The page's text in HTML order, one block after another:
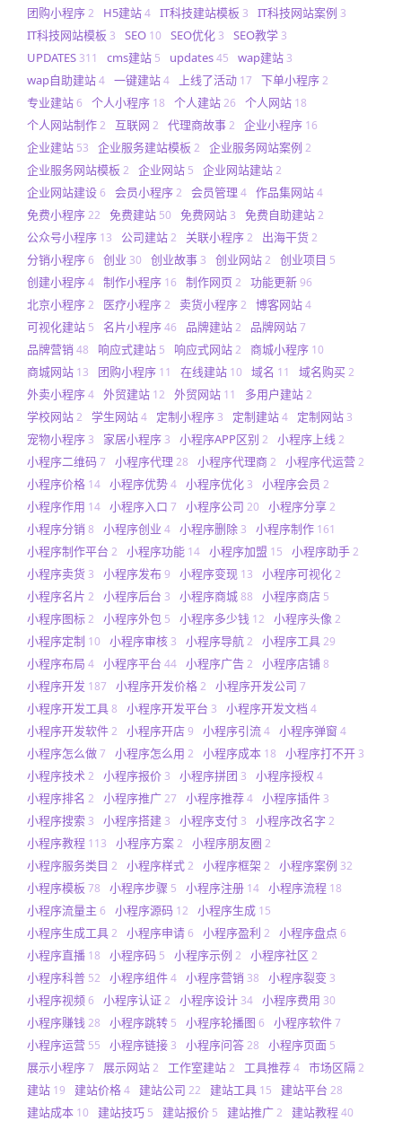
团购小程序2 H5建站4 IT科技建站模板 3 IT科技网站案例 3
IT科技网站模板 3 SEO 10 SEO优化 3 SEO教学 3
UPDATES 311 cms建站 5 updates45 wap建站 3
wap自助建站4 一键建站4 上线了活动 17 下单小程序2
专业建站6 个人小程序 18 个人建站26 个人网站 18
个人网站制作2 互联网 2 代理商故事2 企业小程序 16
企业建站 53 企业服务建站模板 2 企业服务网站案例 2
企业服务网站模板 2 企业网站 5 企业网站建站2
企业网站建设6 会员小程序2 会员管理 4 作品集网站4
免费小程序22 免费建站 50 免费网站 3 免费自助建站2
公众号小程序 13 公司建站2 关联小程序2 出海干货2
分销小程序6 创业 30 创业故事 3 创业网站2 创业项目 5
创建小程序4 制作小程序 16 制作网页 2 功能更新96
北京小程序2 医疗小程序2 卖货小程序2 博客网站4
可视化建站 5 名片小程序46 品牌建站2 品牌网站7
品牌营销 48 响应式建站 5 响应式网站2 商城小程序 10
商城网站 13 团购小程序 11 在线建站 10 域名 11 域名购买2
外卖小程序4 外贸建站 12 外贸网站 11 多用户建站2
学校网站2 学生网站4 定制小程序 3 定制建站4 定制网站 3
宠物小程序 3 家居小程序 3 小程序APP区别 2 小程序上线 2
小程序二维码7 小程序代理 28 小程序代理商2 小程序代运营2
小程序价格 14 小程序优势4 小程序优化 3 小程序会员 2
小程序作用 14 小程序入口 7 小程序公司 20 小程序分享2
小程序分销 8 小程序创业 4 小程序删除 3 小程序制作 161
小程序制作平台 2 小程序功能 14 小程序加盟 15 小程序助手2
小程序卖货 3 小程序发布9 小程序变现 13 小程序可视化2
小程序名片 2 小程序后台 3 小程序商城88 小程序商店 5
小程序图标2 小程序外包 5 小程序多少钱 12 小程序头像 2
小程序定制 10 小程序审核 3 小程序导航2 小程序工具29
小程序布局 4 小程序平台 44 小程序广告2 小程序店铺8
小程序开发 187 小程序开发价格2 小程序开发公司 7
小程序开发工具8 小程序开发平台 3 小程序开发文档 4
小程序开发软件2 小程序开店9 小程序引流4 小程序弹窗 4
小程序怎么做7 小程序怎么用 2 小程序成本 18 小程序打不开 3
小程序技术 2 小程序报价 3 小程序拼团 3 小程序授权 4
小程序排名 2 小程序推广27 小程序推荐4 小程序插件 3
小程序搜索 3 小程序搭建 3 小程序支付 3 小程序改名字 2
小程序教程 113 小程序方案2 小程序朋友圈 2
小程序服务类目 2 小程序样式2 小程序框架 2 小程序案例 32
小程序模板 78 小程序步骤 5 小程序注册 14 小程序流程 18
小程序流量主 6 小程序源码 12 小程序生成 15
小程序生成工具2 小程序申请6 小程序盈利 2 小程序盘点 6
小程序直播 18 小程序码 5 小程序示例 2 小程序社区 2
小程序科普 52 小程序组件4 小程序营销 38 小程序裂变 3
小程序视频6 小程序认证2 小程序设计 34 小程序费用 30
小程序赚钱28 小程序跳转 5 小程序轮播图 6 小程序软件7
小程序运营 55 小程序链接 3 小程序问答28 小程序页面 5
展示小程序7 展示网站2 工作室建站2 工具推荐4 市场区隔2
建站 19 建站价格4 建站公司 22 建站工具 15 建站平台 28
建站成本 10 建站技巧 5 建站报价 5 建站推广2 建站教程40